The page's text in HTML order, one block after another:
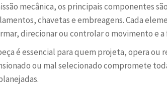
mecânica, os principais componentes
chavetas e embreagens. Cada
direcionar ou controlar o movimento e
é essencial para quem projeta, opera ou
ou mal selecionado compromete